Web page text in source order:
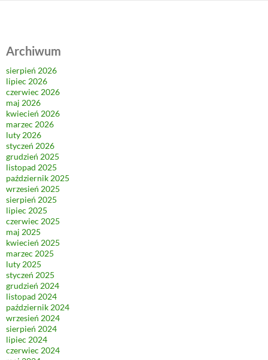
Archiwum
sierpień 2026
lipiec 2026
czerwiec 2026
maj 2026
kwiecień 2026
marzec 2026
luty 2026
styczeń 2026
grudzień 2025
listopad 2025
październik 2025
wrzesień 2025
sierpień 2025
lipiec 2025
czerwiec 2025
maj 2025
kwiecień 2025
marzec 2025
luty 2025
styczeń 2025
grudzień 2024
listopad 2024
październik 2024
wrzesień 2024
sierpień 2024
lipiec 2024
czerwiec 2024